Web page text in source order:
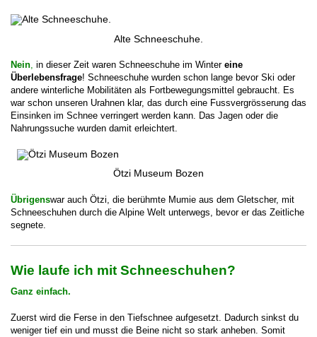
Alte Schneeschuhe.
Nein, in dieser Zeit waren Schneeschuhe im Winter eine
Überlebensfrage! Schneeschuhe wurden schon lange bevor Ski oder
andere winterliche Mobilitäten als Fortbewegungsmittel gebraucht. Es
war schon unseren Urahnen klar, das durch eine Fussvergrösserung das
Einsinken im Schnee verringert werden kann. Das Jagen oder die
Nahrungssuche wurden damit erleichtert.
Ötzi Museum Bozen
Übrigenswar auch Ötzi, die berühmte Mumie aus dem Gletscher, mit
Schneeschuhen durch die Alpine Welt unterwegs, bevor er das Zeitliche
segnete.
Wie laufe ich mit Schneeschuhen?
Ganz einfach.
Zuerst wird die Ferse in den Tiefschnee aufgesetzt. Dadurch sinkst du
weniger tief ein und musst die Beine nicht so stark anheben. Somit